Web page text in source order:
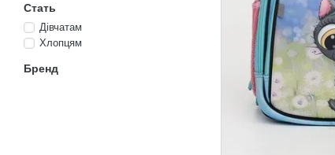
Стать
Дівчатам
Хлопцям
Бренд